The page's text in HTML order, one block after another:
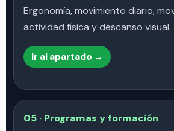
Ergonomía, movimiento diario,
actividad física y descanso visual.
Ir al apartado →
05 · Programas y formación